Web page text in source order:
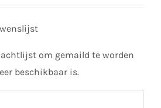
om gemaild te worden
beschikbaar is.